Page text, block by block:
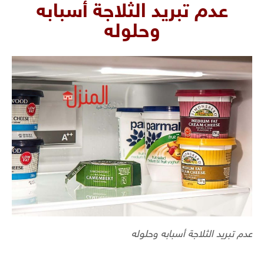
عدم تبريد الثلاجة أسبابه
وحلوله
عدم تبريد الثلاجة أسبابه وحلوله